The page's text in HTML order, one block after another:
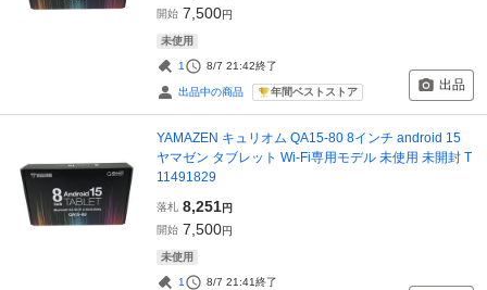
開始 7,500円
未使用
1 8/7 21:42終了
出品中の商品 年間ベストストア 出品
YAMAZEN キュリオム QA15-80 8インチ android 15
ヤマゼン タブレット Wi-Fi専用モデル 未使用 未開封 T
11491829
落札 8,251円
開始 7,500円
未使用
1 8/7 21:41終了